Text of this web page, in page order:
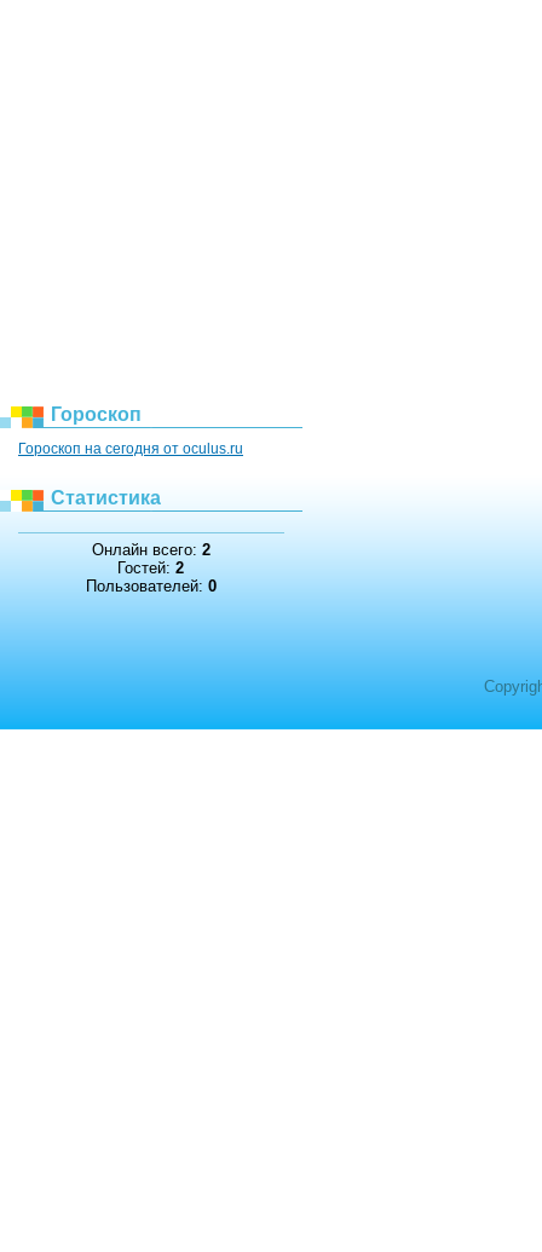
Гороскоп
Гороскоп на сегодня от oculus.ru
Статистика
Онлайн всего: 2
Гостей:2
Пользователей: 0